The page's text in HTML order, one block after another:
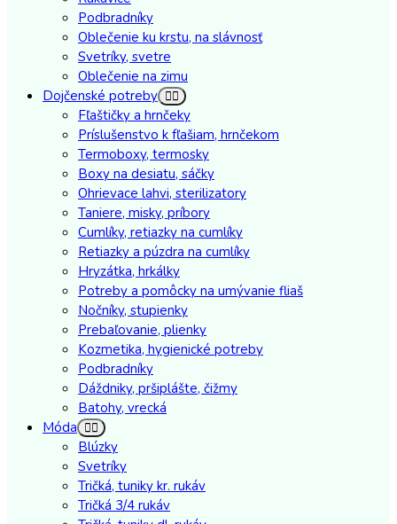
Podbradníky
Oblečenie ku krstu, na slávnosť
Svetríky, svetre
Oblečenie na zimu
Dojčenské potreby
Fľaštičky a hrnčeky
Príslušenstvo k fľašiam, hrnčekom
Termoboxy, termosky
Boxy na desiatu, sáčky
Ohrievace lahvi, sterilizatory
Taniere, misky, príbory
Cumlíky, retiazky na cumlíky
Retiazky a púzdra na cumlíky
Hryzátka, hrkálky
Potreby a pomôcky na umývanie fliaš
Nočníky, stupienky
Prebaľovanie, plienky
Kozmetika, hygienické potreby
Podbradníky
Dáždniky, pršiplášte, čižmy
Batohy, vrecká
Móda
Blúzky
Svetríky
Tričká, tuniky kr. rukáv
Tričká 3/4 rukáv